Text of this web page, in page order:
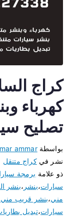
كهرباء
تصليح
بواسطةammar
نشر فيكراج متنقل
ذو علامة برمجة
سيارات،بنشر ،بنشر
مني،بنشر قريب مني
سيارات،تبديل